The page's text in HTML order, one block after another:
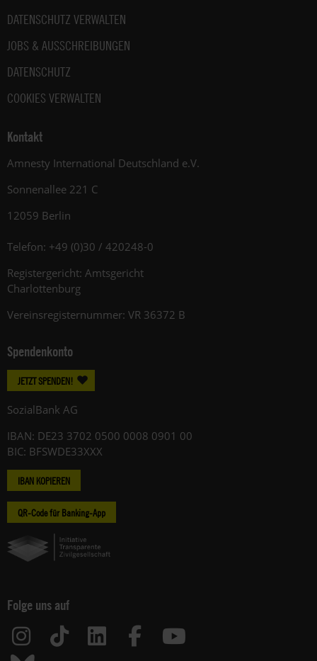
DATENSCHUTZ VERWALTEN
JOBS & AUSSCHREIBUNGEN
DATENSCHUTZ
COOKIES VERWALTEN
Kontakt
Amnesty International Deutschland e.V.
Sonnenallee 221 C
12059 Berlin
Telefon: +49 (0)30 / 420248-0
Registergericht: Amtsgericht
Charlottenburg
Vereinsregisternummer: VR 36372 B
Spendenkonto
JETZT SPENDEN!
SozialBank AG
IBAN: DE23 3702 0500 0008 0901 00
BIC: BFSWDE33XXX
IBAN KOPIEREN
QR-Code für Banking-App
Folge uns auf